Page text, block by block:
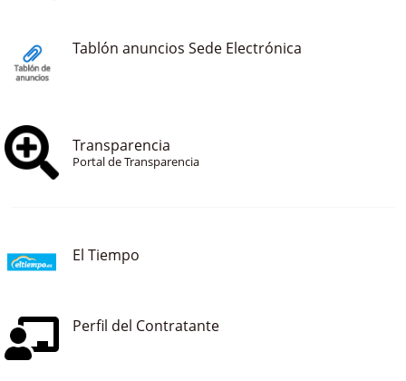
Tablón anuncios Sede Electrónica
Transparencia
Portal de Transparencia
El Tiempo
Perfil del Contratante